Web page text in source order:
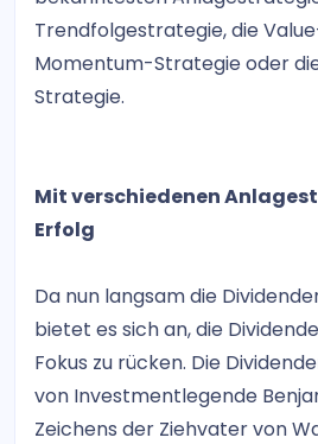
Trendfolgestrategie, die
Momentum-Strategie oder
Strategie.
Mit verschiedenen
Erfolg
Da nun langsam die
bietet es sich an, die
Fokus zu rücken. Die
von Investmentlegende
Zeichens der Ziehvater von